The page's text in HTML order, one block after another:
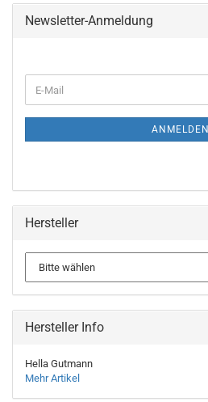
Newsletter-Anmeldung
ANMELDEN
Hersteller
Hersteller Info
Hella Gutmann
Mehr Artikel